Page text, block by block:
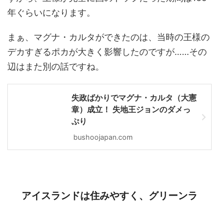
年ぐらいになります。
まぁ、マグナ・カルタができたのは、当時の王様の
デカすぎるポカが大きく影響したのですが……その
辺はまた別の話ですね。
失政ばかりでマグナ・カルタ（大憲
章）成立！ 失地王ジョンのダメっ
ぷり
bushoojapan.com
アイスランドは住みやすく、グリーンラ